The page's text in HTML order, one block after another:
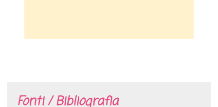
Fonti / Bibliografia